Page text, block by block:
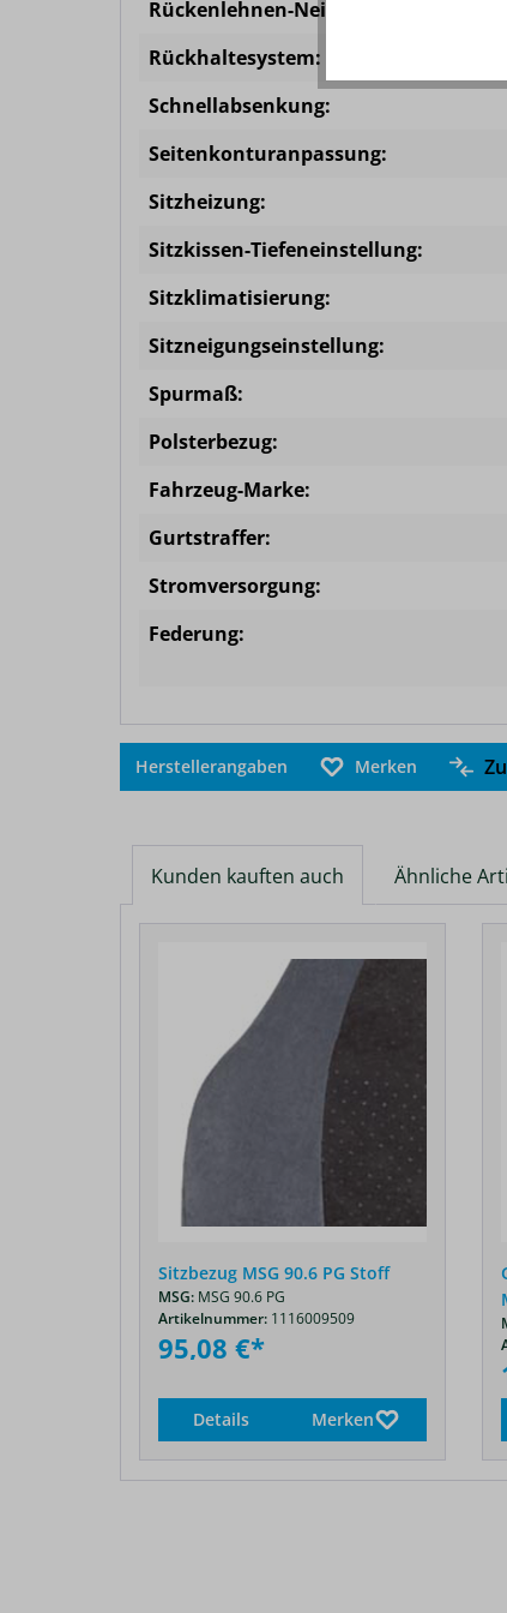
Rückenlehnen-Neigungseinstellung:
Rückhaltesystem:
Schnellabsenkung:
Seitenkonturanpassung:
Sitzheizung:
Sitzkissen-Tiefeneinstellung:
Sitzklimatisierung:
Sitzneigungseinstellung:
Spurmaß:
Polsterbezug:
Fahrzeug-Marke:
Gurtstraffer:
Stromversorgung:
Federung:
Herstellerangaben Merken
Kunden kauften auch Ähnliche
Sitzbezug MSG 90.6 PG Stoff
MSG: MSG 90.6 PG
Artikelnummer: 1116009509
95,08 €*
Details Merken